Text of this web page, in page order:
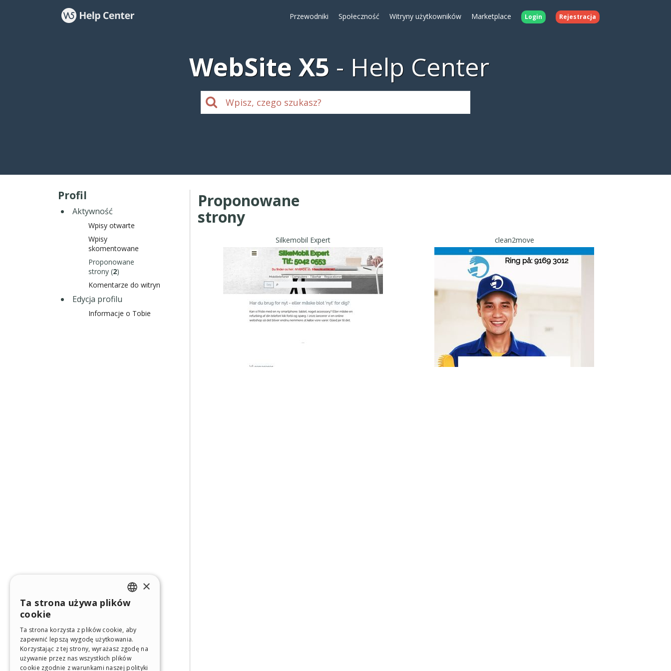
Przewodniki Społeczność Witryny użytkowników Marketplace Login Rejestracja
WebSite X5 Help Center
Profil
Aktywność
Wpisy otwarte
Wpisy
skomentowane
Proponowane
strony (2)
Komentarze do witryn
Edycja profilu
Informacje o Tobie
Proponowane
strony
Silkemobil Expert clean2move
ENGLISH
GERMAN
SPANISH
×
Ta strona używa plików
cookie
Ta strona korzysta z plików cookie, aby
zapewnić lepszą wygodę użytkowania.
Korzystając z tej strony, wyrażasz zgodę na
używanie przez nas wszystkich plików
cookie zgodnie z warunkami naszej polityki